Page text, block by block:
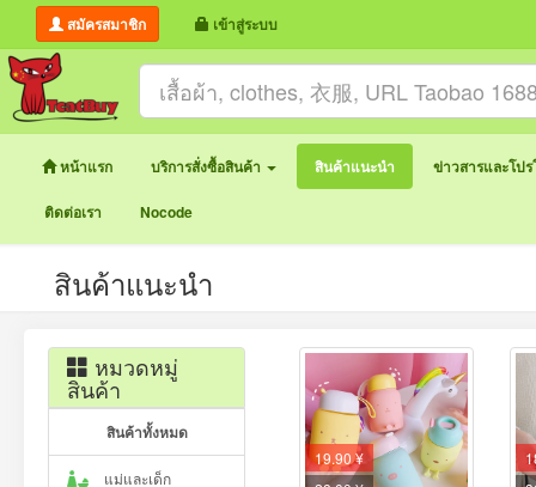
สมัครสมาชิก เข้าสู่ระบบ
หน้าแรก บริการสั่งซื้อสินค้า สินค้าแนะนำ ข่าวสารและโป
ติดต่อเรา Nocode
สินค้าแนะนำ
หมวดหมู่
สินค้า
สินค้าทั้งหมด
แม่และเด็ก
19.90 ¥